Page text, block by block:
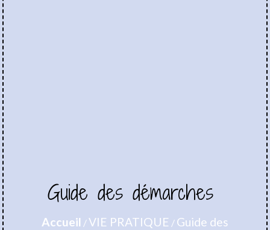
Guide des démarches
Accueil /VIE PRATIQUE / Guide des